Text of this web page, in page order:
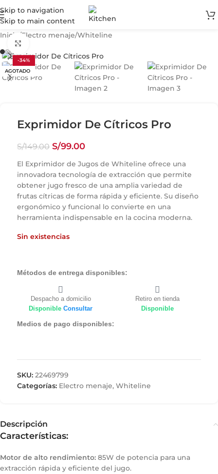
Skip to navigation
Skip to main content
Inicio
/Electro menaje/Whiteline
-34%
AGOTADO
Exprimidor De Cítricos Pro
S/149.00 S/99.00
El Exprimidor de Jugos de Whiteline ofrece una
innovadora tecnología de extracción que permite
obtener jugo fresco de una amplia variedad de
frutas cítricas de forma rápida y eficiente. Su diseño
ergonómico y funcional lo convierte en una
herramienta indispensable en la cocina moderna.
Sin existencias
Métodos de entrega disponibles:
Despacho a domicilio
Disponible Consultar
Retiro en tienda
Disponible
Medios de pago disponibles:
SKU: 22469799
Categorías: Electro menaje, Whiteline
Descripción
Características:
Motor de alto rendimiento: 85W de potencia para una
extracción rápida y eficiente del jugo.